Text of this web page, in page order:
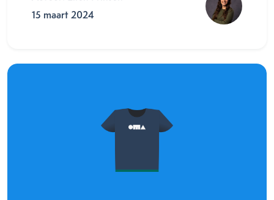
15 maart 2024